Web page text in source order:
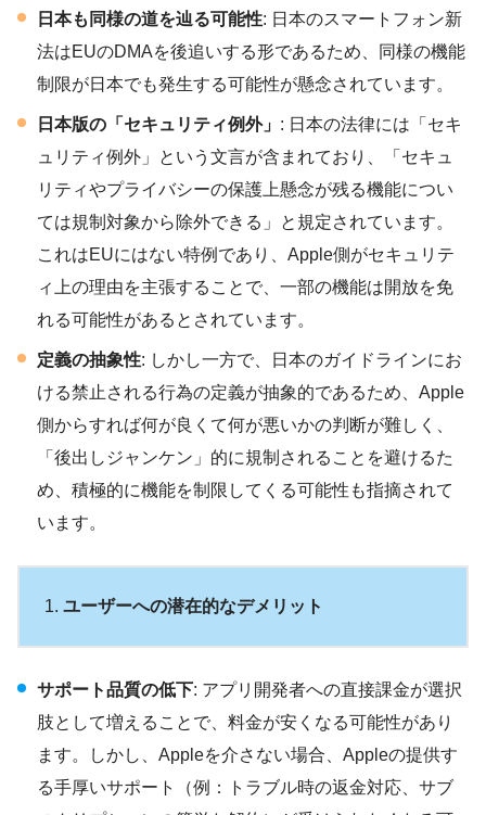
日本も同様の道を辿る可能性: 日本のスマートフォン新
法はEUのDMAを後追いする形であるため、同様の機能
制限が日本でも発生する可能性が懸念されています。
日本版の「セキュリティ例外」 : 日本の法律には「セキ
ュリティ例外」という文言が含まれており、「セキュ
リティやプライバシーの保護上懸念が残る機能につい
ては規制対象から除外できる」と規定されています。
これはEUにはない特例であり、Apple側がセキュリテ
ィ上の理由を主張することで、一部の機能は開放を免
れる可能性があるとされています。
定義の抽象性: しかし一方で、日本のガイドラインにお
ける禁止される行為の定義が抽象的であるため、Apple
側からすれば何が良くて何が悪いかの判断が難しく、
「後出しジャンケン」的に規制されることを避けるた
め、積極的に機能を制限してくる可能性も指摘されて
います。
ユーザーへの潜在的なデメリット
サポート品質の低下: アプリ開発者への直接課金が選択
肢として増えることで、料金が安くなる可能性があり
ます。しかし、Appleを介さない場合、Appleの提供す
る手厚いサポート（例：トラブル時の返金対応、サブ